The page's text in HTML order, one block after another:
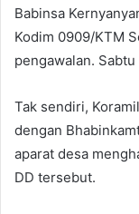
Babinsa
Kodim 0909/KTM
pengawalan. Sabtu
Tak sendiri,
dengan
aparat desa
DD tersebut.